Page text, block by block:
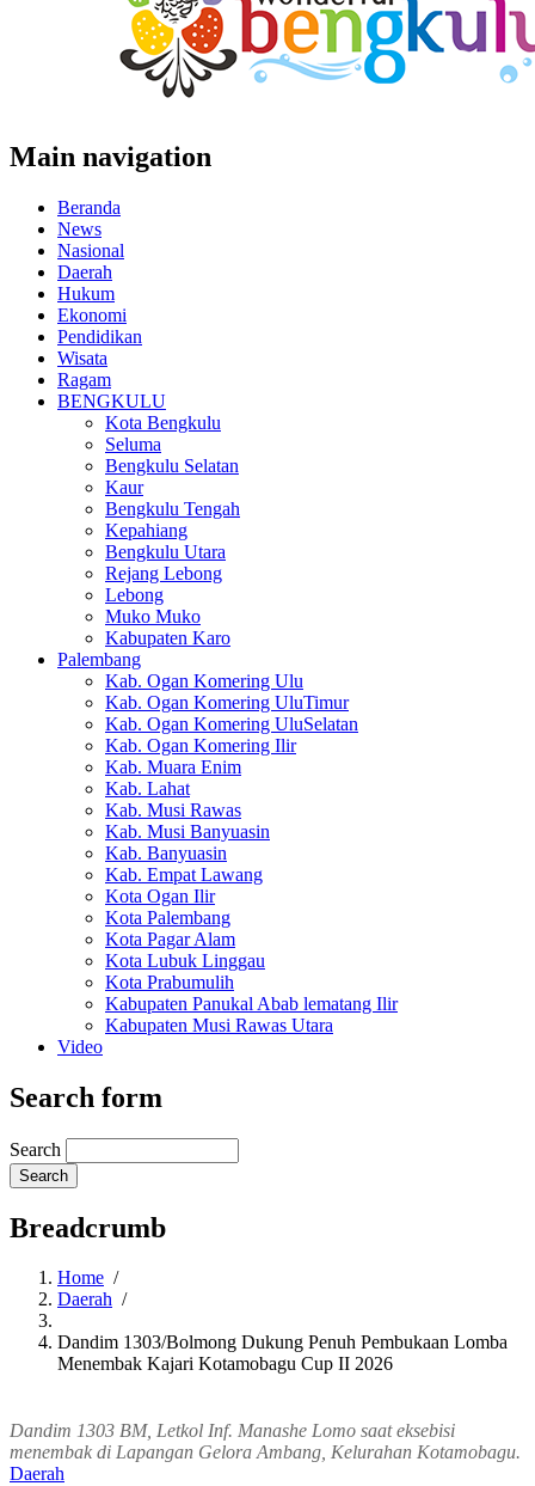
Main navigation
Beranda
News
Nasional
Daerah
Hukum
Ekonomi
Pendidikan
Wisata
Ragam
BENGKULU
Kota Bengkulu
Seluma
Bengkulu Selatan
Kaur
Bengkulu Tengah
Kepahiang
Bengkulu Utara
Rejang Lebong
Lebong
Muko Muko
Kabupaten Karo
Palembang
Kab. Ogan Komering Ulu
Kab. Ogan Komering UluTimur
Kab. Ogan Komering UluSelatan
Kab. Ogan Komering Ilir
Kab. Muara Enim
Kab. Lahat
Kab. Musi Rawas
Kab. Musi Banyuasin
Kab. Banyuasin
Kab. Empat Lawang
Kota Ogan Ilir
Kota Palembang
Kota Pagar Alam
Kota Lubuk Linggau
Kota Prabumulih
Kabupaten Panukal Abab lematang Ilir
Kabupaten Musi Rawas Utara
Video
Search form
Search
Breadcrumb
Home /
Daerah /
Dandim 1303/Bolmong Dukung Penuh Pembukaan Lomba
Menembak Kajari Kotamobagu Cup II 2026
Dandim 1303 BM, Letkol Inf. Manashe Lomo saat eksebisi
menembak di Lapangan Gelora Ambang, Kelurahan Kotamobagu.
Daerah